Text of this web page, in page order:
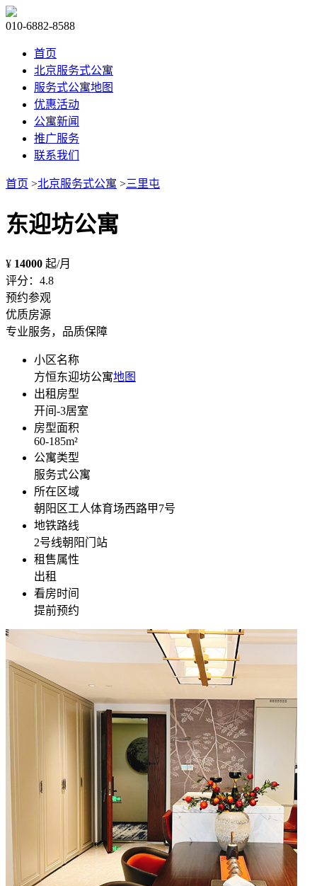
010-6882-8588
首页
北京服务式公寓
服务式公寓地图
优惠活动
公寓新闻
推广服务
联系我们
首页 >北京服务式公寓 >三里屯
东迎坊公寓
¥ 14000 起/月
评分：4.8
预约参观
优质房源
专业服务，品质保障
小区名称
方恒东迎坊公寓地图
出租房型
开间-3居室
房型面积
60-185m²
公寓类型
服务式公寓
所在区域
朝阳区工人体育场西路甲7号
地铁路线
2号线朝阳门站
租售属性
出租
看房时间
提前预约